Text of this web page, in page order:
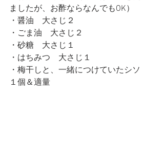
ましたが、お酢ならなんでもOK）
・醤油　大さじ２
・ごま油　大さじ２
・砂糖　大さじ１
・はちみつ　大さじ１
・梅干しと、一緒につけていたシソ
１個＆適量